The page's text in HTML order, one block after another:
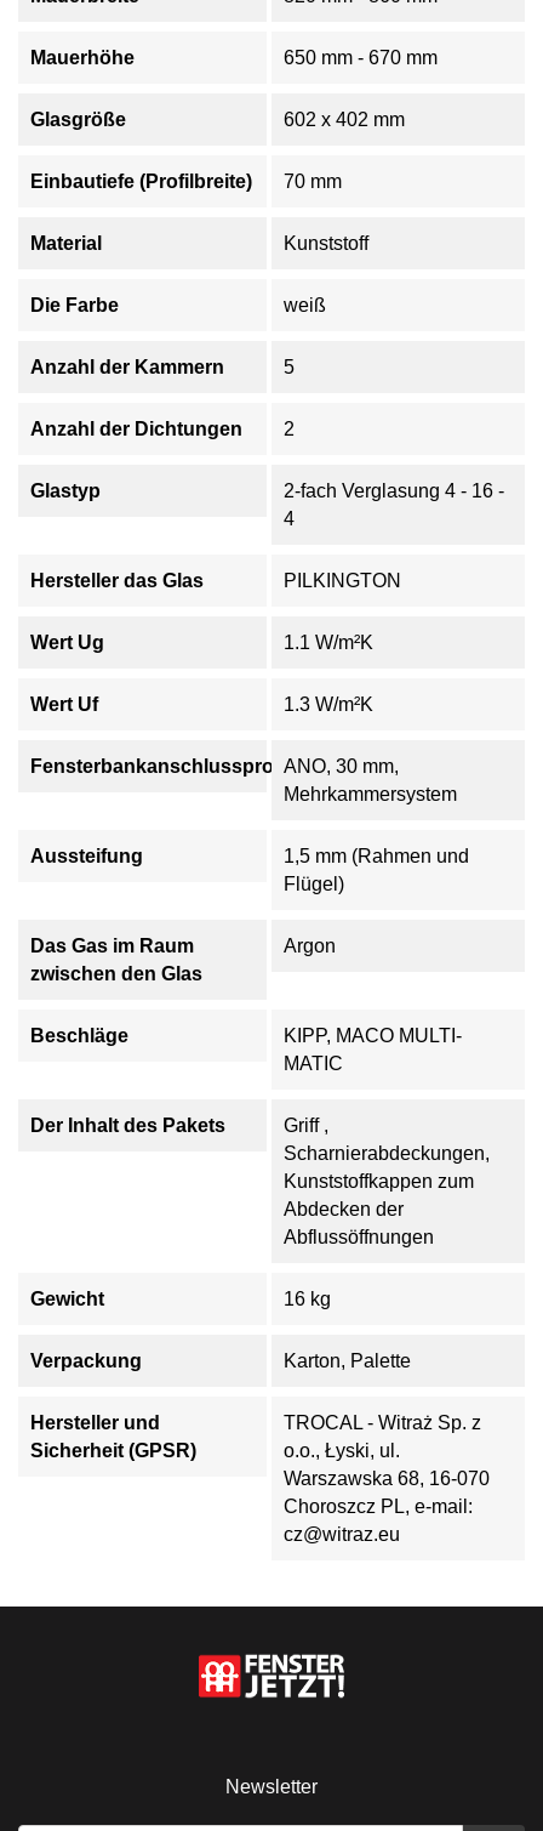
Mauerhöhe 650 mm - 670 mm
Glasgröße 602 x 402 mm
Einbautiefe (Profilbreite) 70 mm
Material Kunststoff
Die Farbe weiß
Anzahl der Kammern 5
Anzahl der Dichtungen 2
Glastyp
2-fach Verglasung 4 - 16 -
4
Hersteller das Glas PILKINGTON
Wert Ug 1.1 W/m²K
Wert Uf 1.3 W/m²K
FensterbankanschlussprofilANO, 30 mm,
Mehrkammersystem
Aussteifung
1,5 mm (Rahmen und
Flügel)
Das Gas im Raum
zwischen den Glas
Argon
Beschläge
KIPP, MACO MULTI-
MATIC
Der Inhalt des Pakets
Griff ,
Scharnierabdeckungen,
Kunststoffkappen zum
Abdecken der
Abflussöffnungen
Gewicht 16 kg
Verpackung Karton, Palette
Hersteller und
Sicherheit (GPSR)
TROCAL - Witraż Sp. z
o.o., Łyski, ul.
Warszawska 68, 16-070
Choroszcz PL, e-mail:
cz@witraz.eu
Newsletter